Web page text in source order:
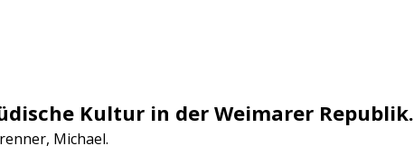
Kultur in der Weimarer Republik.
Michael.